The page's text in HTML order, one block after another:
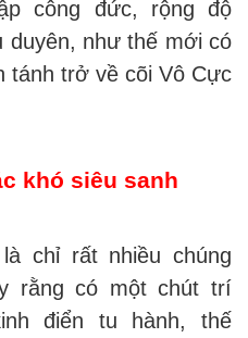
công đức, rộng độ
duyên, như thế mới có
tánh trở về cõi Vô Cực
khó siêu sanh
chỉ rất nhiều chúng
rằng có một chút trí
điển tu hành, thế